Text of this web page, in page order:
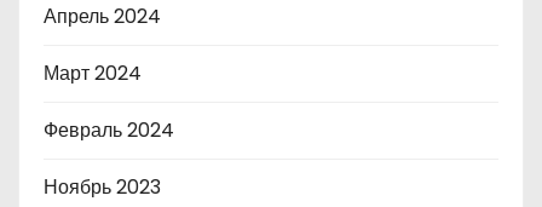
Апрель 2024
Март 2024
Февраль 2024
Ноябрь 2023